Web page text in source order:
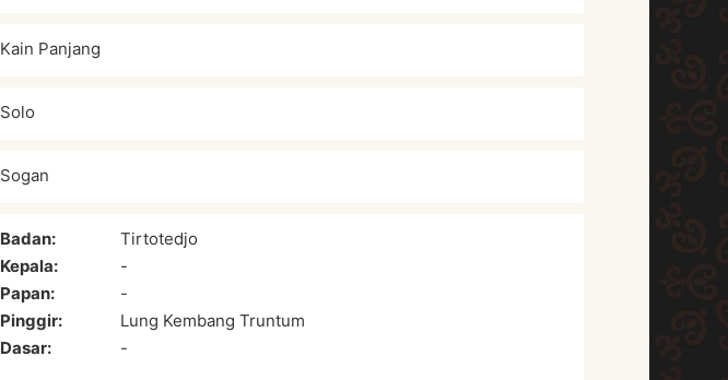
Kain Panjang
Solo
Sogan
Badan:
Tirtotedjo
Kepala:
-
Papan:
-
Pinggir:
Lung Kembang Truntum
Dasar:
-